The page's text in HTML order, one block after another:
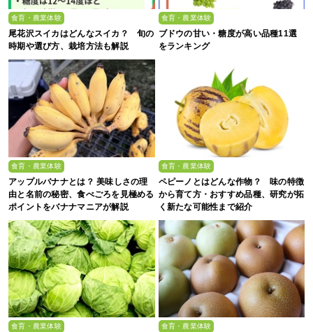
食育・農業体験
尾花沢スイカはどんなスイカ？ 旬の
時期や選び方、栽培方法も解説
食育・農業体験
ブドウの甘い・糖度が高い品種11選
をランキング
食育・農業体験
アップルバナナとは？ 美味しさの理
由と名前の秘密、食べごろを見極める
ポイントをバナナマニアが解説
食育・農業体験
ペピーノとはどんな作物？ 味の特徴
から育て方・おすすめ品種、研究が拓
く新たな可能性まで紹介
食育・農業体験 食育・農業体験